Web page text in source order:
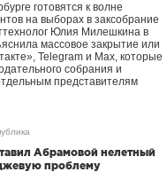
готовятся к волне
на выборах в заксобрание
Юлия Милешкина в
массовое закрытие или
Telegram и Max, которые
собрания и
представителям
Абрамовой нелетный
проблему